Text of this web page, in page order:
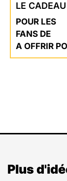
LE
POUR LES
FANS DE
A OFFRIR
Plus